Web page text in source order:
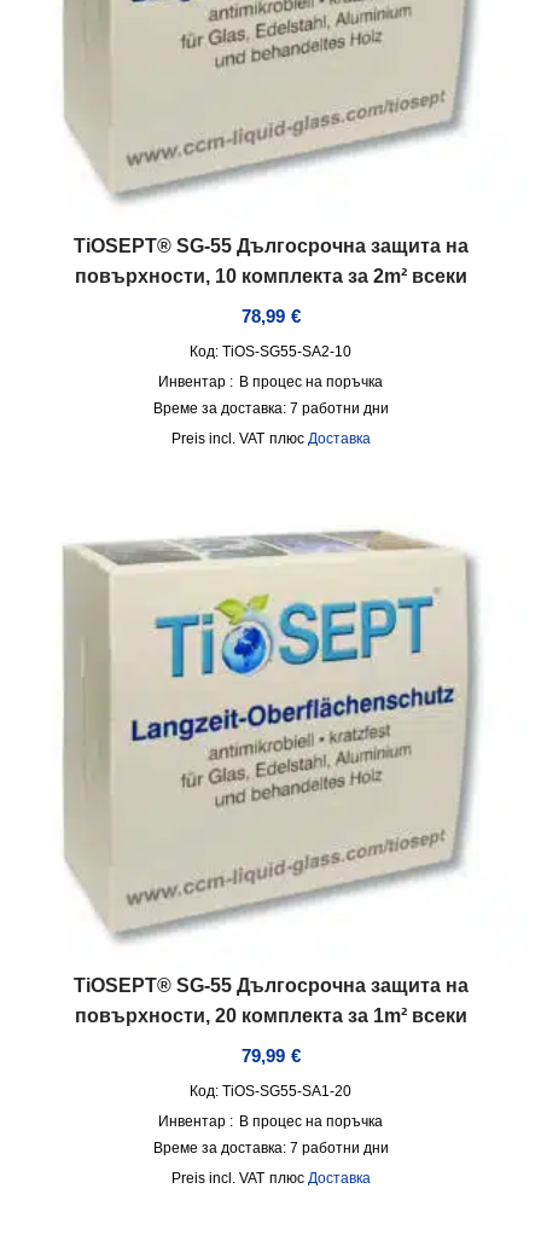
TiOSEPT® SG-55 Дългосрочна защита на
повърхности, 10 комплекта за 2m² всеки
78,99 €
Код: TiOS-SG55-SA2-10
Инвентар : В процес на поръчка
Време за доставка: 7 работни дни
incl. VAT плюс Доставка
TiOSEPT® SG-55 Дългосрочна защита на
повърхности, 20 комплекта за 1m² всеки
79,99 €
Код: TiOS-SG55-SA1-20
Инвентар : В процес на поръчка
Време за доставка: 7 работни дни
incl. VAT плюс Доставка